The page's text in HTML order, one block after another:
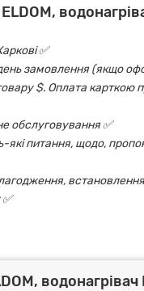
ELDOM,
✅
день замовлення (якщо
$. Оплата
обслуговування ✅
питання, щодо,